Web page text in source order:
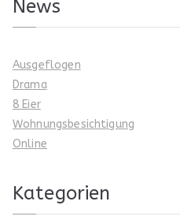
News
Ausgeflogen
Drama
8 Eier
Wohnungsbesichtigung
Online
Kategorien